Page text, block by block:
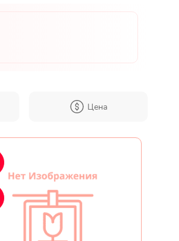
соц.
Цена